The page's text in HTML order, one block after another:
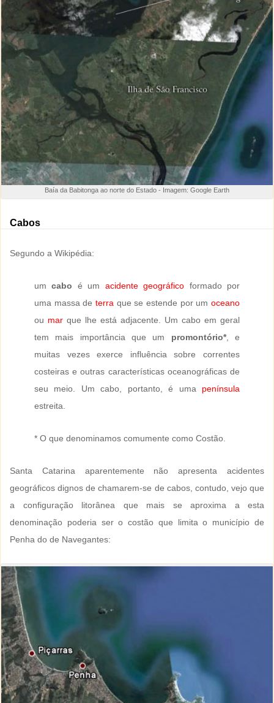
Baía da Babitonga ao norte do Estado - Imagem: Google Earth
Cabos
Segundo a Wikipédia:
umcabo é um acidente geográfico formado por
uma massa de terra que se estende por um oceano
ou mar que lhe está adjacente. Um cabo em geral
tem mais importância que um promontório*, e
muitas vezes exerce influência sobre correntes
costeiras e outras características oceanográficas de
seu meio. Um cabo, portanto, é uma península
estreita.
* O que denominamos comumente como Costão.
Santa Catarina aparentemente não apresenta acidentes
geográficos dignos de chamarem-se de cabos, contudo, vejo que
a configuração litorânea que mais se aproxima a esta
denominação poderia ser o costão que limita o município de
Penha do de Navegantes: